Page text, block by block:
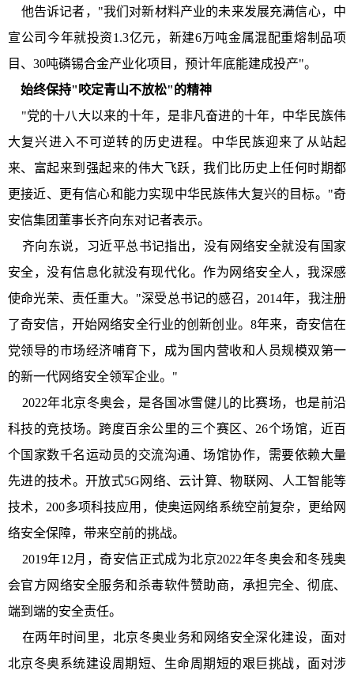
他告诉记者，"我们对新材料产业的未来发展充满信心，中
宣公司今年就投资1.3亿元，新建6万吨金属混配重熔制品项
目、30吨磷锡合金产业化项目，预计年底能建成投产"。
始终保持"咬定青山不放松"的精神
"党的十八大以来的十年，是非凡奋进的十年，中华民族伟
大复兴进入不可逆转的历史进程。中华民族迎来了从站起
来、富起来到强起来的伟大飞跃，我们比历史上任何时期都
更接近、更有信心和能力实现中华民族伟大复兴的目标。"奇
安信集团董事长齐向东对记者表示。
齐向东说，习近平总书记指出，没有网络安全就没有国家
安全，没有信息化就没有现代化。作为网络安全人，我深感
使命光荣、责任重大。"深受总书记的感召，2014年，我注册
了奇安信，开始网络安全行业的创新创业。8年来，奇安信在
党领导的市场经济哺育下，成为国内营收和人员规模双第一
的新一代网络安全领军企业。"
2022年北京冬奥会，是各国冰雪健儿的比赛场，也是前沿
科技的竞技场。跨度百余公里的三个赛区、26个场馆，近百
个国家数千名运动员的交流沟通、场馆协作，需要依赖大量
先进的技术。开放式5G网络、云计算、物联网、人工智能等
技术，200多项科技应用，使奥运网络系统空前复杂，更给网
络安全保障，带来空前的挑战。
2019年12月，奇安信正式成为北京2022年冬奥会和冬残奥
会官方网络安全服务和杀毒软件赞助商，承担完全、彻底、
端到端的安全责任。
在两年时间里，北京冬奥业务和网络安全深化建设，面对
北京冬奥系统建设周期短、生命周期短的艰巨挑战，面对涉